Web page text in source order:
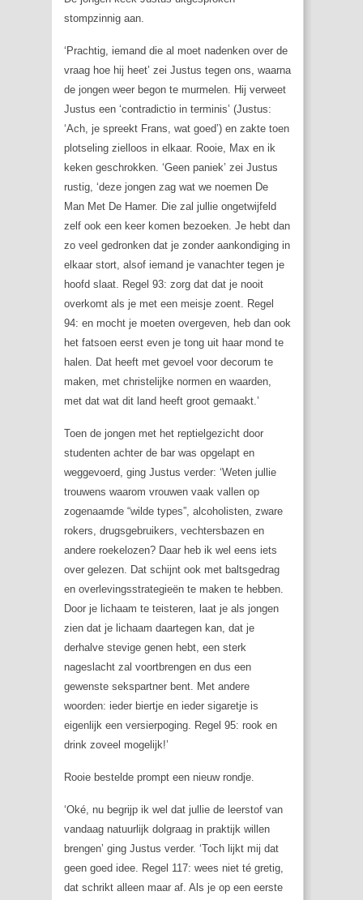
stompzinnig aan.
‘Prachtig, iemand die al moet nadenken over de
vraag hoe hij heet’ zei Justus tegen ons, waarna
de jongen weer begon te murmelen. Hij verweet
Justus een ‘contradictio in terminis’ (Justus:
‘Ach, je spreekt Frans, wat goed’) en zakte toen
plotseling zielloos in elkaar. Rooie, Max en ik
keken geschrokken. ‘Geen paniek’ zei Justus
rustig, ‘deze jongen zag wat we noemen De
Man Met De Hamer. Die zal jullie ongetwijfeld
zelf ook een keer komen bezoeken. Je hebt dan
zo veel gedronken dat je zonder aankondiging in
elkaar stort, alsof iemand je vanachter tegen je
hoofd slaat. Regel 93: zorg dat dat je nooit
overkomt als je met een meisje zoent. Regel
94: en mocht je moeten overgeven, heb dan ook
het fatsoen eerst even je tong uit haar mond te
halen. Dat heeft met gevoel voor decorum te
maken, met christelijke normen en waarden,
met dat wat dit land heeft groot gemaakt.’
Toen de jongen met het reptielgezicht door
studenten achter de bar was opgelapt en
weggevoerd, ging Justus verder: ‘Weten jullie
trouwens waarom vrouwen vaak vallen op
zogenaamde “wilde types”, alcoholisten, zware
rokers, drugsgebruikers, vechtersbazen en
andere roekelozen? Daar heb ik wel eens iets
over gelezen. Dat schijnt ook met baltsgedrag
en overlevingsstrategieën te maken te hebben.
Door je lichaam te teisteren, laat je als jongen
zien dat je lichaam daartegen kan, dat je
derhalve stevige genen hebt, een sterk
nageslacht zal voortbrengen en dus een
gewenste sekspartner bent. Met andere
woorden: ieder biertje en ieder sigaretje is
eigenlijk een versierpoging. Regel 95: rook en
drink zoveel mogelijk!’
Rooie bestelde prompt een nieuw rondje.
‘Oké, nu begrijp ik wel dat jullie de leerstof van
vandaag natuurlijk dolgraag in praktijk willen
brengen’ ging Justus verder. ‘Toch lijkt mij dat
geen goed idee. Regel 117: wees niet té gretig,
dat schrikt alleen maar af. Als je op een eerste